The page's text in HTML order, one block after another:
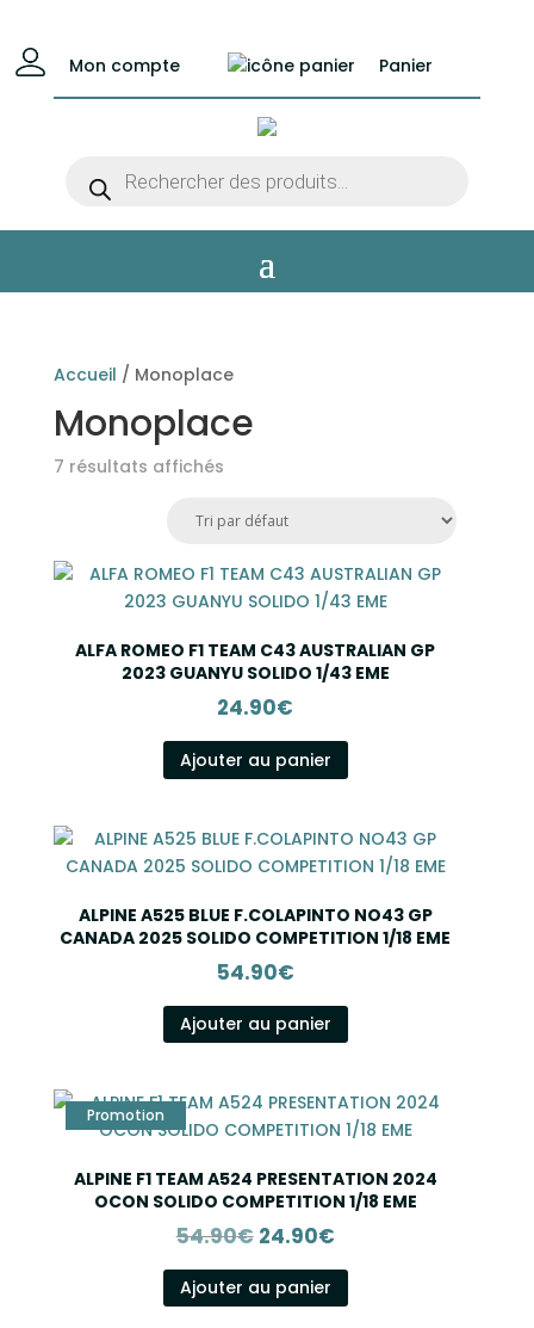
produits
Mon compte Panier
Accueil / Monoplace
Monoplace
7 résultats affichés
ALFA ROMEO F1 TEAM C43 AUSTRALIAN GP
2023 GUANYU SOLIDO 1/43 EME
24.90€
Ajouter au panier
ALPINE A525 BLUE F.COLAPINTO NO43 GP
CANADA 2025 SOLIDO COMPETITION 1/18 EME
54.90€
Ajouter au panier
ALPINE F1 TEAM A524 PRESENTATION 2024
OCON SOLIDO COMPETITION 1/18 EME
54.90€ Le
initial
était :
24.90€Le
est :
Ajouter au panier